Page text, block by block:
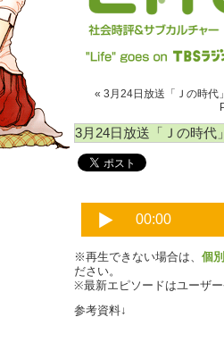
« 3月24日放送「Ｊの時代
3月24日放送「Ｊの時代
※再生できない場合は、 個
ださい。
※最新エピソードはユーザ
参考資料↓